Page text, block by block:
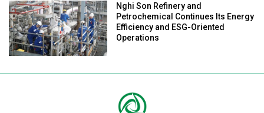
Nghi Son Refinery and
Petrochemical Continues Its Energy
Efficiency and ESG-Oriented
Operations